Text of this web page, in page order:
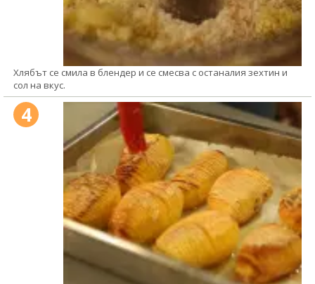
Хлябът се смила в блендер и се смесва с останалия зехтин и
сол на вкус.
4